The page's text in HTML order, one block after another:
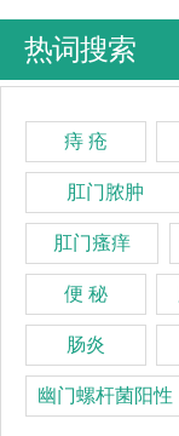
热词搜索
痔 疮
肛门脓肿
肛门瘙痒
便 秘
肠炎
幽门螺杆菌阳性